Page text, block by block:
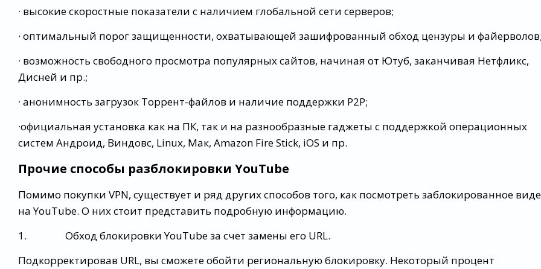
· высокие скоростные показатели с наличием глобальной сети серверов;
· оптимальный порог защищенности, охватывающей зашифрованный обход цензуры и
· возможность свободного просмотра популярных сайтов, начиная от Ютуб, заканчивая Нетфликс,
Дисней и пр.;
· анонимность загрузок Торрент-файлов и наличие поддержки P2P;
·официальная установка как на ПК, так и на разнообразные гаджеты с поддержкой операционных
систем Андроид, Виндовс, Linux, Мак, Amazon Fire Stick, iOS и пр.
Прочие способы разблокировки YouTube
Помимо покупки VPN, существует и ряд других способов того, как посмотреть заблокированное
на YouTube. О них стоит представить подробную информацию.
1. Обход блокировки YouTube за счет замены его URL.
Подкорректировав URL, вы сможете обойти региональную блокировку. Некоторый процент